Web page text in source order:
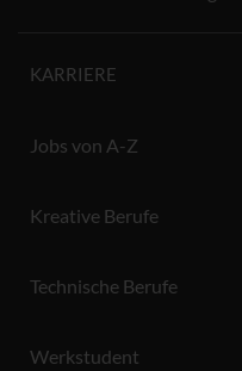
KARRIERE
Jobs von A-Z
Kreative Berufe
Technische Berufe
Werkstudent